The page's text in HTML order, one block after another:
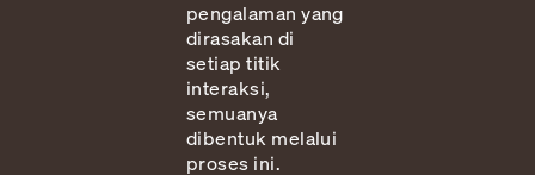
pengalaman yang
dirasakan di
setiap titik
interaksi,
semuanya
dibentuk melalui
proses ini.